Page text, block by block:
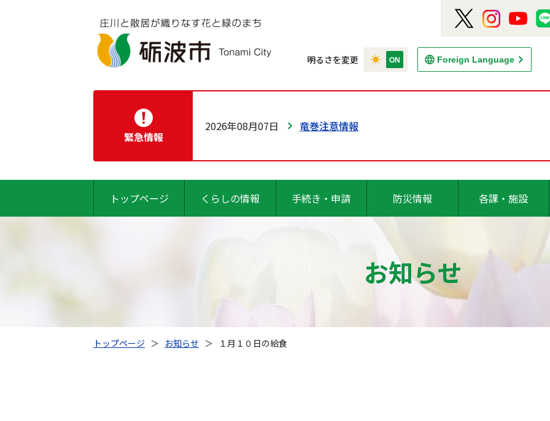
明るさを変更 Foreign Language
緊急情報
2026年08月07日 竜巻注意情報
トップページ くらしの情報 手続き・申請 防災情報 各課・施設
お知らせ
トップページ ＞ お知らせ ＞ １月１０日の給食